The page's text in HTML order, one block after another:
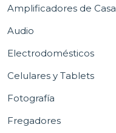
Amplificadores de Casa
Audio
Electrodomésticos
Celulares y Tablets
Fotografía
Fregadores